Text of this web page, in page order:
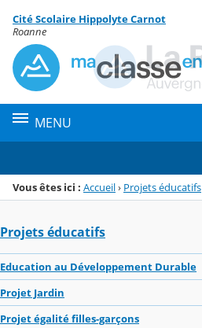
Menu de la rubrique
Contenu
Cité Scolaire Hippolyte Carnot
Roanne
MENU
Vous êtes ici : Accueil› Projets éducatifs
Projets éducatifs
Education au Développement Durable
Projet Jardin
Projet égalité filles-garçons